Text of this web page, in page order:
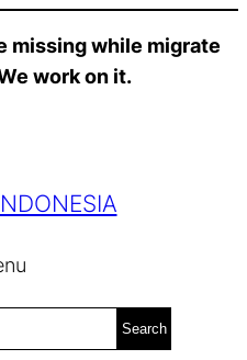
missing while migrate
work on it.
Search